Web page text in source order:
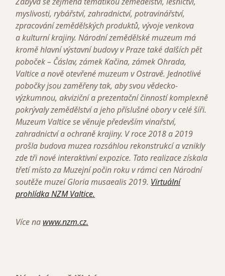
myslivosti, rybářství, zahradnictví, potravinářství,
zpracování zemědělských produktů, vývoje venkova
a kulturní krajiny. Národní zemědělské muzeum má
kromě hlavní výstavní budovy v Praze také dalších pět
poboček – Čáslav, zámek Kačina, zámek Ohrada,
Valtice a nově otevřené muzeum v Ostravě. Jednotlivé
pobočky jsou zaměřeny tak, aby svou vědecko-
výzkumnou, akviziční a prezentační činností komplexně
pokrývaly zemědělství a jeho příslušné obory v celé šíři.
Muzeum Valtice se věnuje především vinařství,
zahradnictví a ochraně krajiny. V roce 2018 a 2019
prošla budova muzea rozsáhlou rekonstrukcí a vznikly
zde tři nové interaktivní expozice. Tato realizace získala
třetí místo za Muzejní počin roku v rámci cen Národní
soutěže muzeí Gloria musaealis 2019. Virtuální
prohlídka NZM Valtice.
Více na www.nzm.cz.